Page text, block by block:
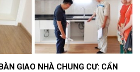
GIAO NHÀ CHUNG CƯ: CẨN